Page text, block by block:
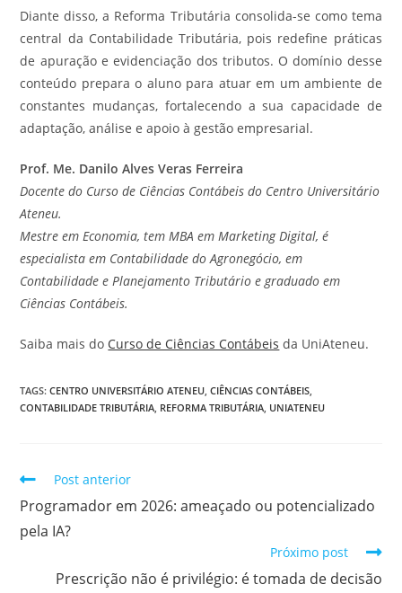
Diante disso, a Reforma Tributária consolida-se como tema
central da Contabilidade Tributária, pois redefine práticas
de apuração e evidenciação dos tributos. O domínio desse
conteúdo prepara o aluno para atuar em um ambiente de
constantes mudanças, fortalecendo a sua capacidade de
adaptação, análise e apoio à gestão empresarial.
Prof. Me. Danilo Alves Veras Ferreira
Docente do Curso de Ciências Contábeis do Centro Universitário
Ateneu.
Mestre em Economia, tem MBA em Marketing Digital, é
especialista em Contabilidade do Agronegócio, em
Contabilidade e Planejamento Tributário e graduado em
Ciências Contábeis.
Saiba mais do Curso de Ciências Contábeis da UniAteneu.
TAGS:CENTRO UNIVERSITÁRIO ATENEU, CIÊNCIAS CONTÁBEIS,
CONTABILIDADE TRIBUTÁRIA, REFORMA TRIBUTÁRIA, UNIATENEU
Post anterior
Programador em 2026: ameaçado ou potencializado
pela IA?
Próximo post
Prescrição não é privilégio: é tomada de decisão